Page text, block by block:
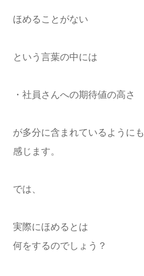
ほめることがない
という言葉の中には
・社員さんへの期待値の高さ
が多分に含まれているようにも
感じます。
では、
実際にほめるとは
何をするのでしょう？